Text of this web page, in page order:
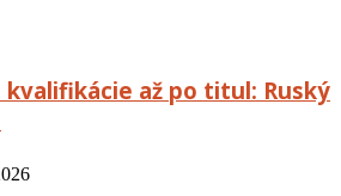
kvalifikácie až po titul: Ruský